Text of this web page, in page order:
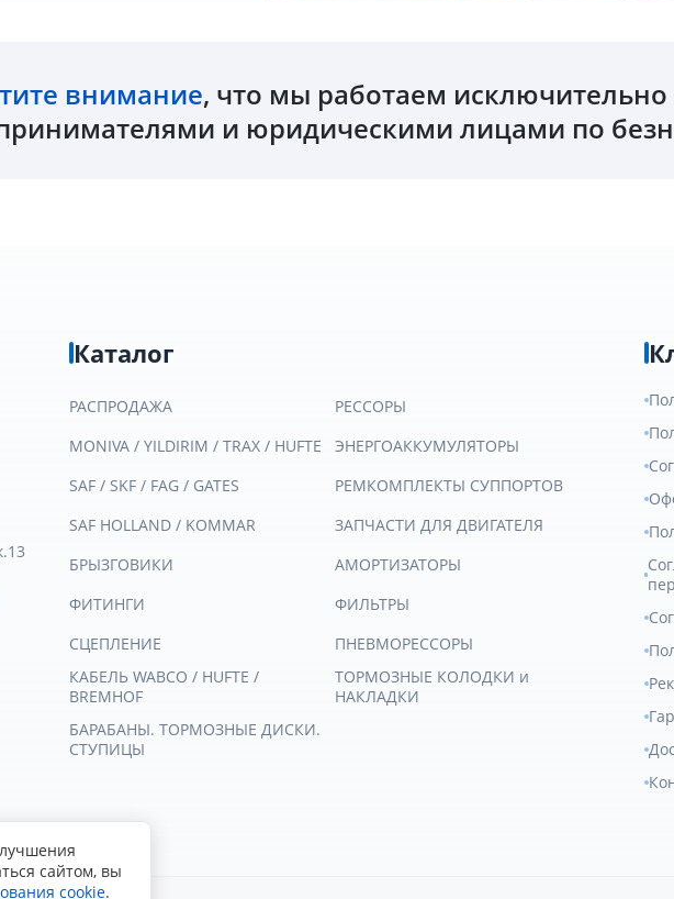
внимание, что мы работаем
и юридическими лицами по
Каталог
РАСПРОДАЖА
MONIVA / YILDIRIM / TRAX / HUFTE
SAF / SKF / FAG / GATES
SAF HOLLAND / KOMMAR
БРЫЗГОВИКИ
ФИТИНГИ
СЦЕПЛЕНИЕ
КАБЕЛЬ WABCO / HUFTE /
BREMHOF
БАРАБАНЫ. ТОРМОЗНЫЕ ДИСКИ.
СТУПИЦЫ
РЕССОРЫ
ЭНЕРГОАККУМУЛЯТОРЫ
РЕМКОМПЛЕКТЫ СУППОРТОВ
ЗАПЧАСТИ ДЛЯ ДВИГАТЕЛЯ
АМОРТИЗАТОРЫ
ФИЛЬТРЫ
ПНЕВМОРЕССОРЫ
ТОРМОЗНЫЕ КОЛОДКИ и
НАКЛАДКИ
сайтом, вы
cookie.